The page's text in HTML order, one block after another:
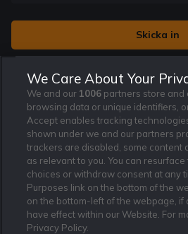
Jag vill få nyhetsbrev från
och villkor gäller. *
Affiliate Modell
Om Rekatochklart
Kontakta oss
Redaktionen
Ansvarsfullt
F.A.Q
Nyhetsarkiv
We Care About Your
We and our 1006 partners store and
browsing data or unique identifiers,
Accept enables tracking
shown under we and our partners
trackers are disabled, some content
as relevant to you. You can
choices or withdraw consent at any
Purposes link on the bottom of the
on the bottom-left of the webpage, if
have effect within our Website. For
Privacy Policy.